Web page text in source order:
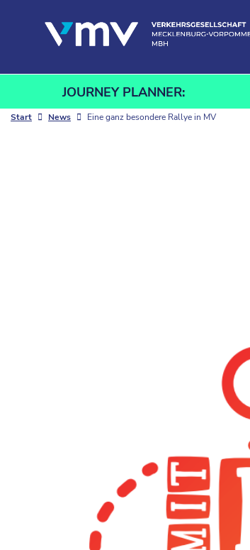
JOURNEY PLANNER:
Start News Eine ganz besondere Rallye in MV